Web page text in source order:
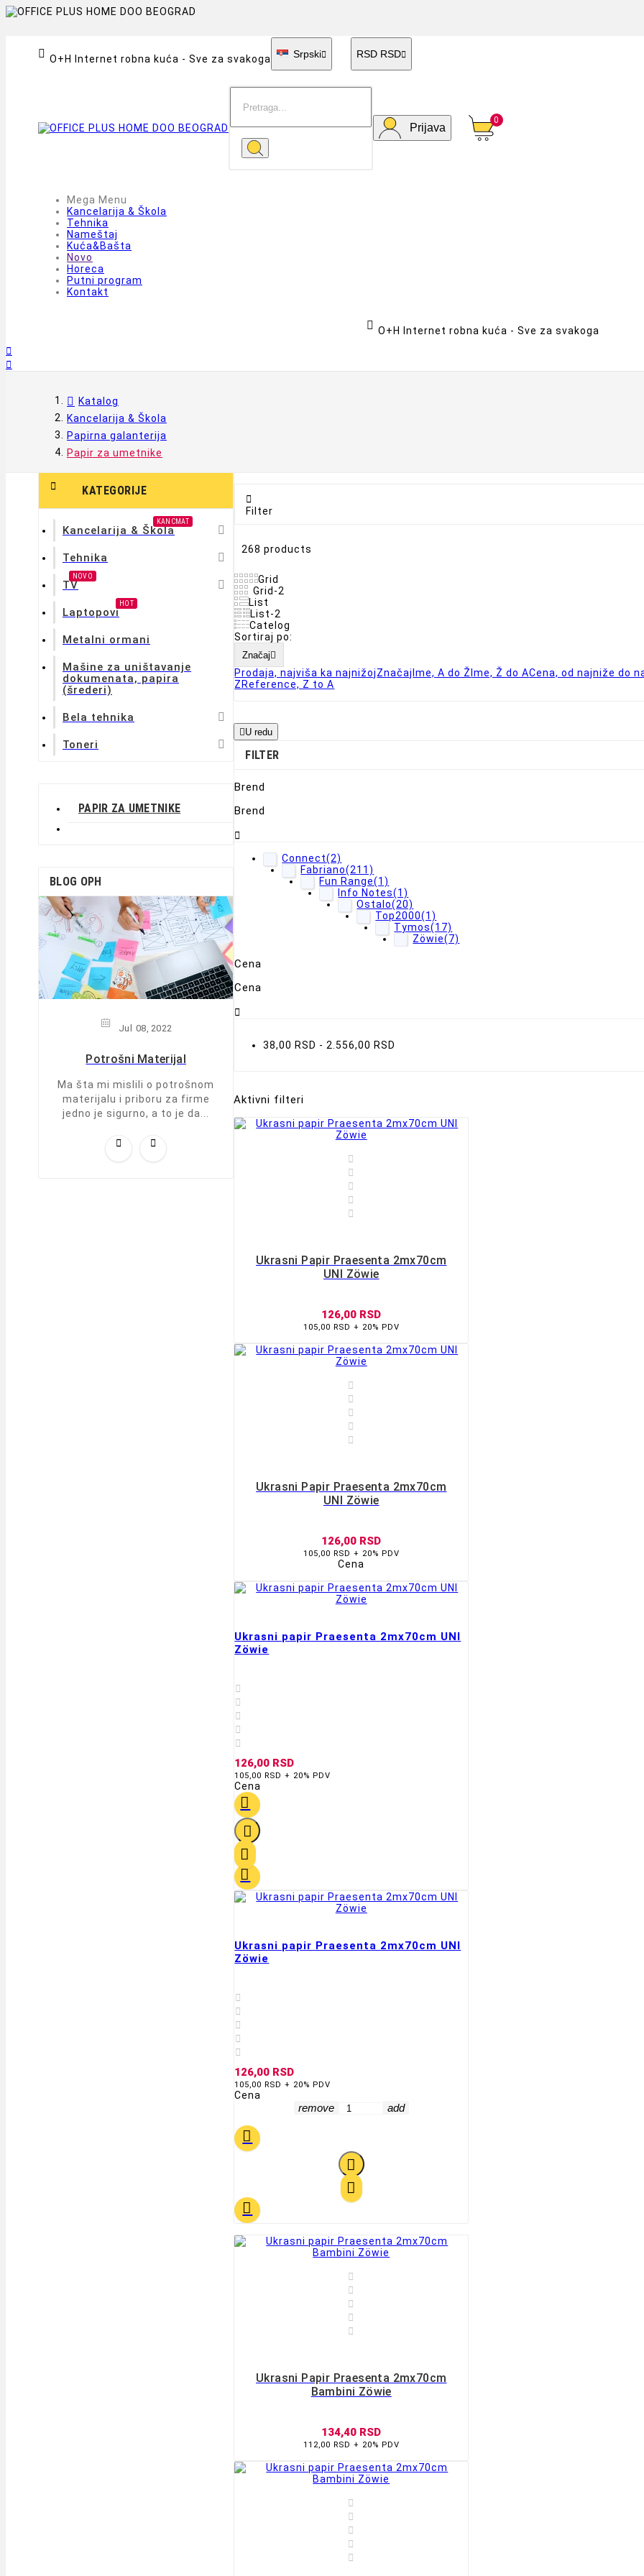
 O+H Internet robna kuća - Sve za svakoga Srpski RSD RSD
Prijava
0
Mega Menu
Kancelarija & Škola
Tehnika
Nameštaj
Kuća&Bašta
Novo
Horeca
Putni program
Kontakt
 O+H Internet robna kuća - Sve za svakoga


Katalog
Kancelarija & Škola
Papirna galanterija
Papir za umetnike
KATEGORIJE

Kancelarija & Škola
KANCMAT

Tehnika 
TV
NOVO

Laptopovi
HOT
Metalni ormani
Mašine za uništavanje
dokumenata, papira
(šrederi)
Bela tehnika 
Toneri 
PAPIR ZA UMETNIKE
BLOG OPH
Jul 08, 2022
Potrošni Materijal
Ma šta mi mislili o potrošnom
materijalu i priboru za firme
jedno je sigurno, a to je da...
 

Filter
268 products
Grid
Grid-2
List
List-2
Catelog
Sortiraj po:
Značaj 
Prodaja, najviša ka najnižojZnačaj Ime, A do Ž Ime, Ž do ACena, od najniže do
Z Reference, Z to A
 U redu
FILTER
Brend
Brend

Connect(2)
Fabriano(211)
Fun Range(1)
Info Notes(1)
Ostalo(20)
Top2000(1)
Tymos(17)
Zöwie(7)
Cena
Cena

38,00 RSD - 2.556,00 RSD
Aktivni filteri
 





Ukrasni Papir Praesenta 2mx70cm
UNI Zöwie
126,00 RSD
105,00 RSD + 20% PDV
 





Ukrasni Papir Praesenta 2mx70cm
UNI Zöwie
126,00 RSD
105,00 RSD + 20% PDV
Cena
Ukrasni papir Praesenta 2mx70cm UNI
Zöwie





126,00 RSD
105,00 RSD + 20% PDV
Cena




Ukrasni papir Praesenta 2mx70cm UNI
Zöwie





126,00 RSD
105,00 RSD + 20% PDV
Cena
remove add




 





Ukrasni Papir Praesenta 2mx70cm
Bambini Zöwie
134,40 RSD
112,00 RSD + 20% PDV




